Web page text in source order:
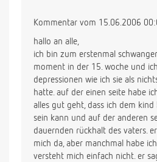
Kommentar vom 15.06.2006
hallo an alle,
ich bin zum erstenmal
moment in der 15. woche und
depressionen wie ich sie als
hatte. auf der einen seite habe
alles gut geht, dass ich dem
sein kann und auf der anderen
dauernden rückhalt des vaters.
mich da, aber manchmal habe
versteht mich einfach nicht. er